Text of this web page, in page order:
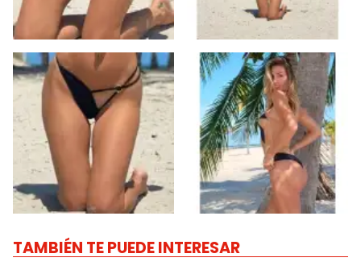
TAMBIÉN TE PUEDE INTERESAR